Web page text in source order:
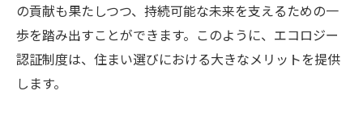
の貢献も果たしつつ、持続可能な未来を支えるための一
歩を踏み出すことができます。このように、エコロジー
認証制度は、住まい選びにおける大きなメリットを提供
します。